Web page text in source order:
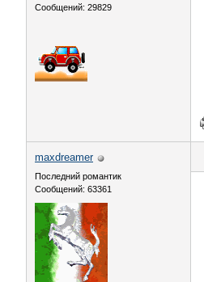
Сообщений: 29829
maxdreamer
Последний романтик
Сообщений: 63361